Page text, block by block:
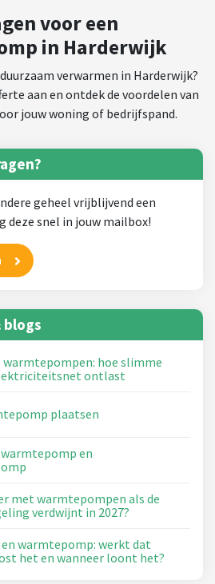
voor een
in Harderwijk
verwarmen in Harderwijk?
aan en ontdek de voordelen van
jouw woning of bedrijfspand.
geheel vrijblijvend een
deze snel in jouw mailbox!
blogs
warmtepompen: hoe slimme
ontlast
plaatsen
en
met warmtepompen als de
verdwijnt in 2027?
warmtepomp: werkt dat
het en wanneer loont het?